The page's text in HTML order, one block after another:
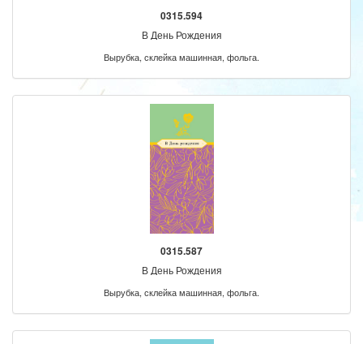
0315.594
В День Рождения
Вырубка, склейка машинная, фольга.
0315.587
В День Рождения
Вырубка, склейка машинная, фольга.